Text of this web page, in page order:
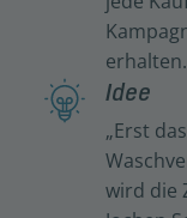
erhalten.
Idee
„Erst
wird die